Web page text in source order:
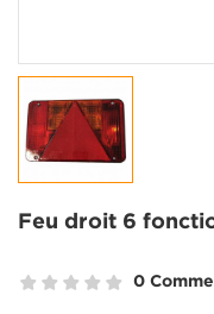
Feu droit 6
0